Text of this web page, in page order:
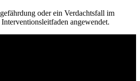
oder ein Verdachtsfall im
angewendet.